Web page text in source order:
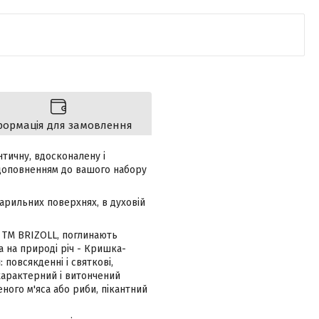
для замовлення
вдосконалену і
до вашого набору
поверхнях, в духовій
BRIZOLL, поглинають
на природі річ - Кришка-
і святкові,
і витончений
м'яса або риби, пікантний